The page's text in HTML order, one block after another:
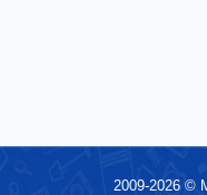
ТЕХНИКОЙ
2009-2026 ©